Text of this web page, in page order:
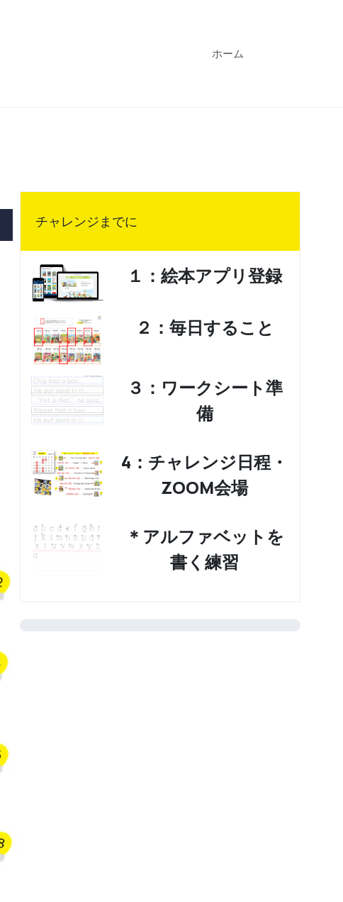
ホーム
チャレンジまでに
１：絵本アプリ登録
２：毎日すること
３：ワークシート準
備
4：チャレンジ日程・
ZOOM会場
＊アルファベットを
書く練習